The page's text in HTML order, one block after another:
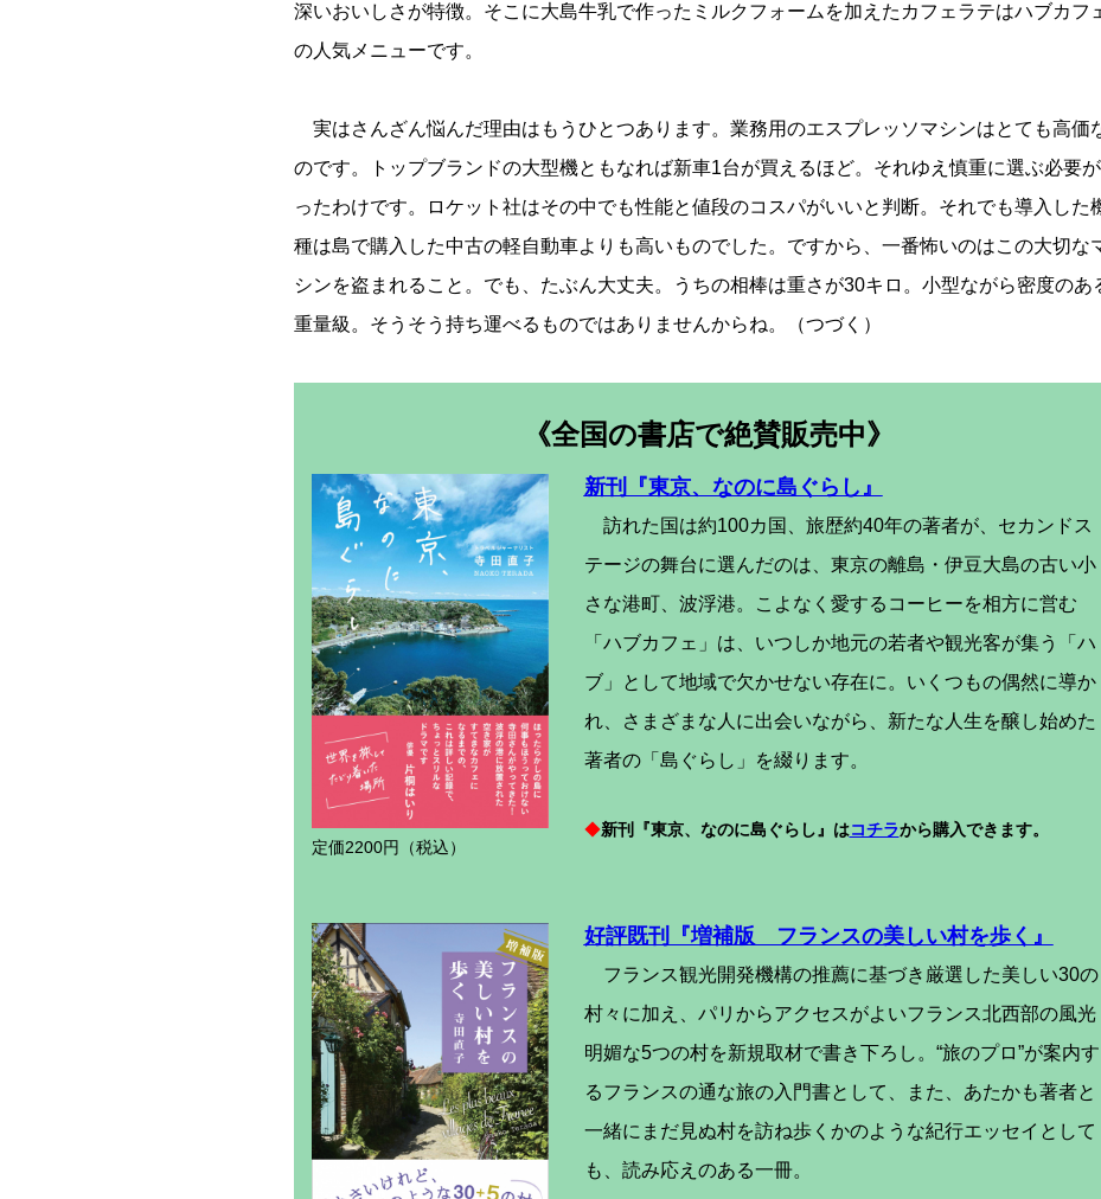
深いおいしさが特徴。そこに大島牛乳で作ったミルクフォームを加えたカフェラテはハブカフ
の人気メニューです。
実はさんざん悩んだ理由はもうひとつあります。業務用のエスプレッソマシンはとても高価
のです。トップブランドの大型機ともなれば新車1台が買えるほど。それゆえ慎重に選ぶ必要
ったわけです。ロケット社はその中でも性能と値段のコスパがいいと判断。それでも導入した
種は島で購入した中古の軽自動車よりも高いものでした。ですから、一番怖いのはこの大切な
シンを盗まれること。でも、たぶん大丈夫。うちの相棒は重さが30キロ。小型ながら密度のあ
重量級。そうそう持ち運べるものではありませんからね。（つづく）
《全国の書店で絶賛販売中》
定価2200円（税込）
新刊『東京、なのに島ぐらし』
訪れた国は約100カ国、旅歴約40年の著者が、セカンドス
テージの舞台に選んだのは、東京の離島・伊豆大島の古い小
さな港町、波浮港。こよなく愛するコーヒーを相方に営む
「ハブカフェ」は、いつしか地元の若者や観光客が集う「ハ
ブ」として地域で欠かせない存在に。いくつもの偶然に導か
れ、さまざまな人に出会いながら、新たな人生を醸し始めた
著者の「島ぐらし」を綴ります。
◆新刊『東京、なのに島ぐらし』はコチラから購入できます。
好評既刊『増補版 フランスの美しい村を歩く』
フランス観光開発機構の推薦に基づき厳選した美しい30の
村々に加え、パリからアクセスがよいフランス北西部の風光
明媚な5つの村を新規取材で書き下ろし。“旅のプロ”が案内す
るフランスの通な旅の入門書として、また、あたかも著者と
一緒にまだ見ぬ村を訪ね歩くかのような紀行エッセイとして
も、読み応えのある一冊。